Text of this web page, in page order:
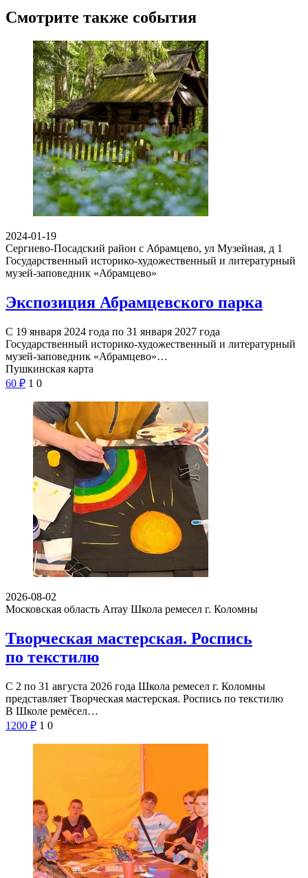
Смотрите также события
2024-01-19
Сергиево-Посадский район с Абрамцево, ул Музейная, д 1
Государственный историко-художественный и литературный
музей-заповедник «Абрамцево»
Экспозиция Абрамцевского парка
С 19 января 2024 года по 31 января 2027 года
Государственный историко-художественный и литературный
музей-заповедник «Абрамцево»…
Пушкинская карта
60 ₽ 1 0
2026-08-02
Московская область Array Школа ремесел г. Коломны
Творческая мастерская. Роспись
по текстилю
С 2 по 31 августа 2026 года Школа ремесел г. Коломны
представляет Творческая мастерская. Роспись по текстилю
В Школе ремёсел…
1200 ₽ 1 0